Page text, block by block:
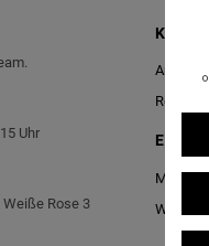
Uhr
Rose 3
KONTO